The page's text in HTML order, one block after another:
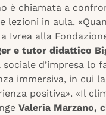
è chiamata a
lezioni in aula.
Ivrea alla
e tutor didattico
d’impresa lo
immersiva, in cui
positiva». «Il
Valeria Marzano,